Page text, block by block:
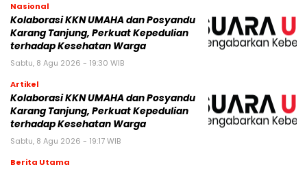
Nasional
Kolaborasi KKN UMAHA dan Posyandu
Karang Tanjung, Perkuat Kepedulian
terhadap Kesehatan Warga
Sabtu, 8 Agu 2026 - 19:30 WIB
Artikel
Kolaborasi KKN UMAHA dan Posyandu
Karang Tanjung, Perkuat Kepedulian
terhadap Kesehatan Warga
Sabtu, 8 Agu 2026 - 19:17 WIB
Berita Utama